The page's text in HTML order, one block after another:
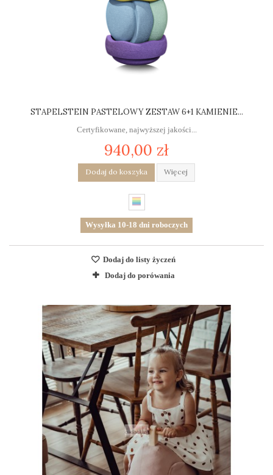
STAPELSTEIN PASTELOWY ZESTAW 6+1 KAMIENIE...
Certyfikowane, najwyższej jakości...
940,00 zł
Dodaj do koszyka Więcej
Wysyłka 10-18 dni roboczych
Dodaj do listy życzeń
Dodaj do porówania